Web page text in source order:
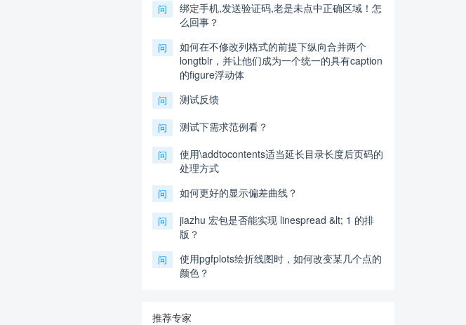
问
绑定手机,发送验证码,老是未点中正确区域！怎
么回事？
问
如何在不修改列格式的前提下纵向合并两个
longtblr，并让他们成为一个统一的具有caption
的figure浮动体
问 测试反馈
问 测试下需求范例看？
问
使用\addtocontents适当延长目录长度后页码的
处理方式
问 如何更好的显示偏差曲线？
问
jiazhu 宏包是否能实现 linespread &lt; 1 的排
版？
问
使用pgfplots绘折线图时，如何改变某几个点的
颜色？
推荐专家